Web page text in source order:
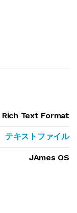
Rich Text Format
テキストファイル
JAmes OS